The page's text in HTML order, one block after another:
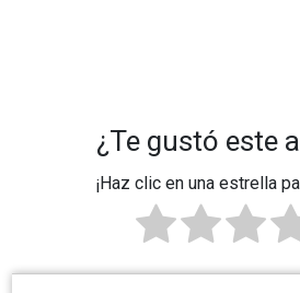
¿Te gustó este
¡Haz clic en una estrella